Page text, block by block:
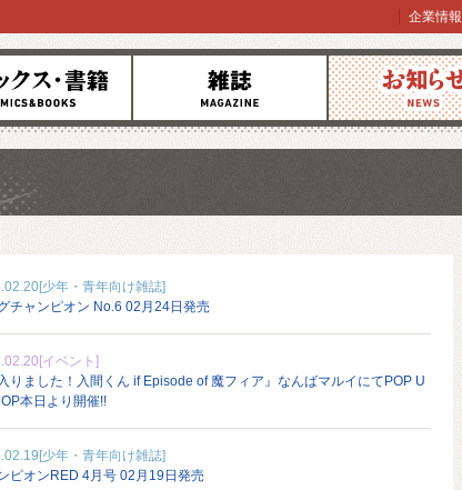
雑誌 お知らせ
企業情報
[少年・青年向け雑誌]
チャンピオン No.6 02月24日発売
[イベント]
入りました！入間くん if Episode of 魔フィア』なんばマルイにてPOP U
本日より開催!!
[少年・青年向け雑誌]
ピオンRED 4月号 02月19日発売